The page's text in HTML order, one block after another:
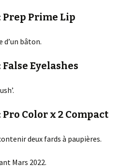
Prep Prime Lip
d’un bâton.
Eyelashes
Color x 2 Compact
deux fards à paupières.
Mars 2022.